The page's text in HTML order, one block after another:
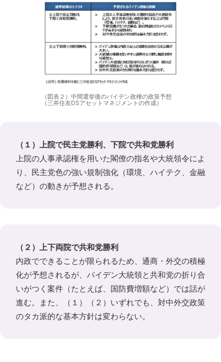
（図表２）中間選挙後のバイデン政権の政策予想
（三井住友DSアセットマネジメントの作成）
（１）上院で民主党勝利、下院で共和党勝利
上院の人事承認権を用いた閣僚の指名や大統領令によ
り、民主党色の強い規制強化（環境、ハイテク、金融
など）の動きが予想される。
（２）上下両院で共和党勝利
内政でできることが限られるため、通商・外交の積極
化が予想されるが、バイデン大統領と共和党の折り合
いがつく案件（たとえば、国防費増額など）では話が
進む。また、（１）（２）いずれでも、対中外交政策
のタカ派的な基本方針は変わらない。